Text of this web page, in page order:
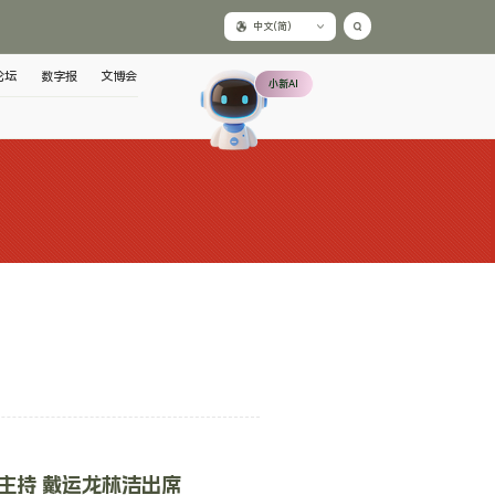
中文(简)
坛 数字报 文博会 小新AI
持 戴运龙林洁出席